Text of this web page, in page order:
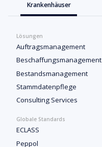
Krankenhäuser
Lösungen
Auftragsmanagement
Beschaffungsmanagement
Bestandsmanagement
Stammdatenpflege
Consulting Services
Globale Standards
ECLASS
Peppol